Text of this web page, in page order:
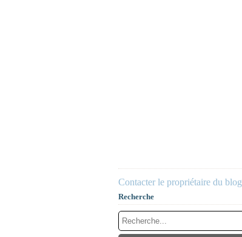
Contacter le propriétaire du blog
Recherche